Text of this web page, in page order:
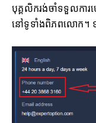
បុគ្គលិករង់ចាំទទួលការហ
នៅទូទាំងពិភពលោក។